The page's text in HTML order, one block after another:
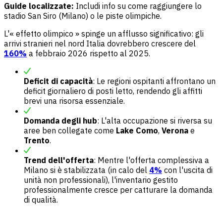
Guide localizzate: Includi info su come raggiungere lo
stadio San Siro (Milano) o le piste olimpiche.
L'« effetto olimpico » spinge un afflusso significativo: gli
arrivi stranieri nel nord Italia dovrebbero crescere del
160% a febbraio 2026 rispetto al 2025.
Deficit di capacità: Le regioni ospitanti affrontano un
deficit giornaliero di posti letto, rendendo gli affitti
brevi una risorsa essenziale.
Domanda degli hub: L'alta occupazione si riversa su
aree ben collegate come Lake Como, Verona e
Trento.
Trend dell'offerta: Mentre l'offerta complessiva a
Milano si è stabilizzata (in calo del 4% con l'uscita di
unità non professionali), l'inventario gestito
professionalmente cresce per catturare la domanda
di qualità.